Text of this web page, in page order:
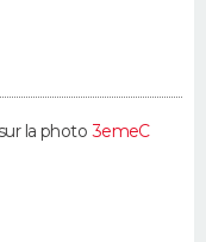
la photo 3emeC